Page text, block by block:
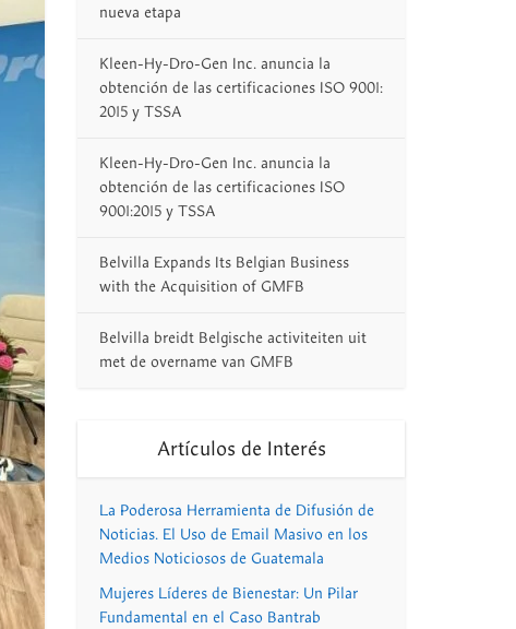
nueva etapa
Kleen-Hy-Dro-Gen Inc. anuncia la
obtención de las certificaciones ISO 9001:
2015 y TSSA
Kleen-Hy-Dro-Gen Inc. anuncia la
obtención de las certificaciones ISO
9001:2015 y TSSA
Belvilla Expands Its Belgian Business
with the Acquisition of GMFB
Belvilla breidt Belgische activiteiten uit
met de overname van GMFB
Artículos de Interés
La Poderosa Herramienta de Difusión de
Noticias. El Uso de Email Masivo en los
Medios Noticiosos de Guatemala
Mujeres Líderes de Bienestar: Un Pilar
Fundamental en el Caso Bantrab